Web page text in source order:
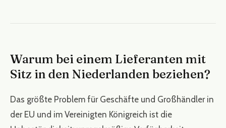
Warum bei einem Lieferanten mit
Sitz in den Niederlanden beziehen?
Das größte Problem für Geschäfte und Großhändler in
der EU und im Vereinigten Königreich ist die